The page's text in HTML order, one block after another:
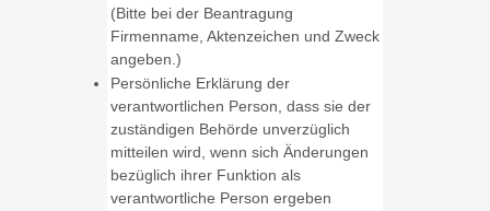
(Bitte bei der Beantragung
Firmenname, Aktenzeichen und Zweck
angeben.)
Persönliche Erklärung der
verantwortlichen Person, dass sie der
zuständigen Behörde unverzüglich
mitteilen wird, wenn sich Änderungen
bezüglich ihrer Funktion als
verantwortliche Person ergeben